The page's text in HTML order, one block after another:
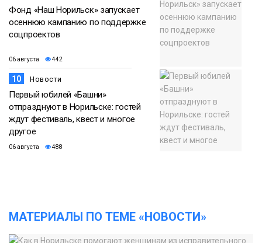
Фонд «Наш Норильск» запускает
осеннюю кампанию по поддержке
соцпроектов
06 августа 442
10 Новости
Первый юбилей «Башни»
отпразднуют в Норильске: гостей
ждут фестиваль, квест и многое
другое
06 августа 488
МАТЕРИАЛЫ ПО ТЕМЕ «НОВОСТИ»